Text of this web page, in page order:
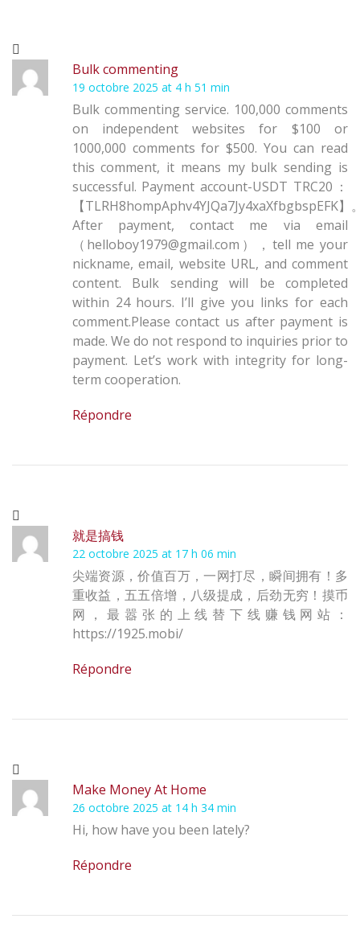
Bulk commenting
19 octobre 2025 at 4 h 51 min
Bulk commenting service. 100,000 comments
on independent websites for $100 or
1000,000 comments for $500. You can read
this comment, it means my bulk sending is
successful. Payment account-USDT TRC20：
【TLRH8hompAphv4YJQa7Jy4xaXfbgbspEFK】
After payment, contact me via email
（helloboy1979@gmail.com），tell me your
nickname, email, website URL, and comment
content. Bulk sending will be completed
within 24 hours. I’ll give you links for each
comment.Please contact us after payment is
made. We do not respond to inquiries prior to
payment. Let’s work with integrity for long-
term cooperation.
Répondre
就是搞钱
22 octobre 2025 at 17 h 06 min
尖端资源，价值百万，一网打尽，瞬间拥有！多
重收益，五五倍增，八级提成，后劲无穷！摸币
网，最嚣张的上线替下线赚钱网站：
https://1925.mobi/
Répondre
Make Money At Home
26 octobre 2025 at 14 h 34 min
Hi, how have you been lately?​
Répondre